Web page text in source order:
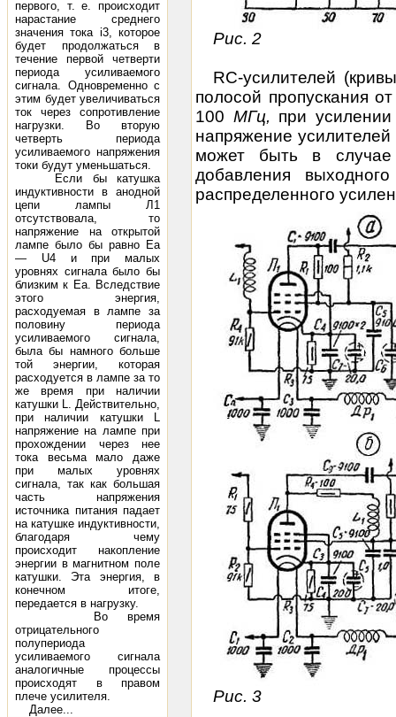
первого, т. е. происходит
нарастание среднего
значения тока i3, которое
будет продолжаться в
течение первой четверти
периода усиливаемого
сигнала. Одновременно с
этим будет увеличиваться
ток через сопротивление
нагрузки. Во вторую
четверть периода
усиливаемого напряжения
токи будут уменьшаться.
Если бы катушка
индуктивности в анодной
цепи лампы Л1
отсутствовала, то
напряжение на открытой
лампе было бы равно Eа
— U4 и при малых
уровнях сигнала было бы
близким к Eа. Вследствие
этого энергия,
расходуемая в лампе за
половину периода
усиливаемого сигнала,
была бы намного больше
той энергии, которая
расходуется в лампе за то
же время при наличии
катушки L. Действительно,
при наличии катушки L
напряжение на лампе при
прохождении через нее
тока весьма мало даже
при малых уровнях
сигнала, так как большая
часть напряжения
источника питания падает
на катушке индуктивности,
благодаря чему
происходит накопление
энергии в магнитном поле
катушки. Эта энергия, в
конечном итоге,
передается в нагрузку.
Во время
отрицательного
полупериода
усиливаемого сигнала
аналогичные процессы
происходят в правом
плече усилителя.
Далее...
Рис. 2
RC-усилителей
полосой пропускания
100 МГц, при
напряжение
может быть в случае
добавления
распределенного
Рис. 3